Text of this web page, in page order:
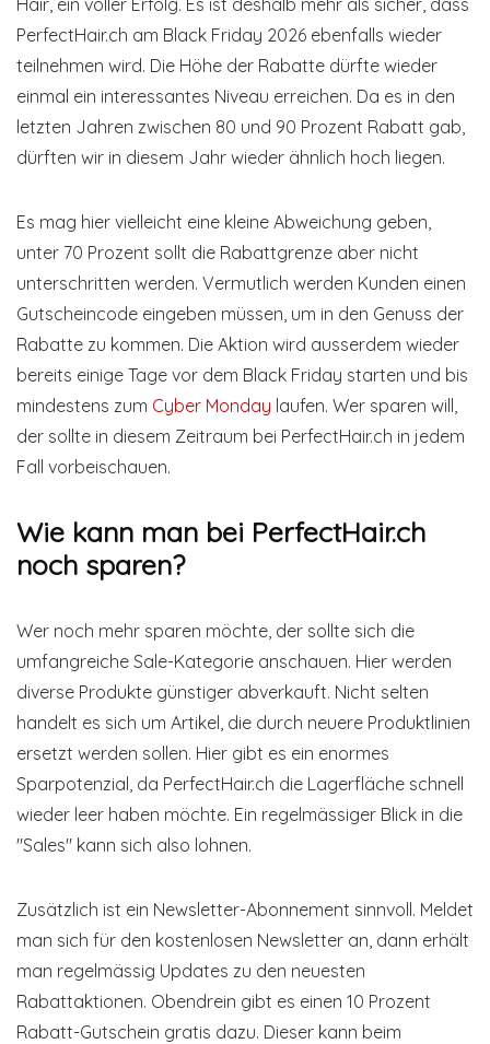
PerfectHair.ch am Black Friday 2026 ebenfalls wieder
teilnehmen wird. Die Höhe der Rabatte dürfte wieder
einmal ein interessantes Niveau erreichen. Da es in den
letzten Jahren zwischen 80 und 90 Prozent Rabatt gab,
dürften wir in diesem Jahr wieder ähnlich hoch liegen.
Es mag hier vielleicht eine kleine Abweichung geben,
unter 70 Prozent sollt die Rabattgrenze aber nicht
unterschritten werden. Vermutlich werden Kunden einen
Gutscheincode eingeben müssen, um in den Genuss der
Rabatte zu kommen. Die Aktion wird ausserdem wieder
bereits einige Tage vor dem Black Friday starten und bis
mindestens zum Cyber Monday laufen. Wer sparen will,
der sollte in diesem Zeitraum bei PerfectHair.ch in jedem
Fall vorbeischauen.
Wie kann man bei PerfectHair.ch
noch sparen?
Wer noch mehr sparen möchte, der sollte sich die
umfangreiche Sale-Kategorie anschauen. Hier werden
diverse Produkte günstiger abverkauft. Nicht selten
handelt es sich um Artikel, die durch neuere Produktlinien
ersetzt werden sollen. Hier gibt es ein enormes
Sparpotenzial, da PerfectHair.ch die Lagerfläche schnell
wieder leer haben möchte. Ein regelmässiger Blick in die
"Sales" kann sich also lohnen.
Zusätzlich ist ein Newsletter-Abonnement sinnvoll. Meldet
man sich für den kostenlosen Newsletter an, dann erhält
man regelmässig Updates zu den neuesten
Rabattaktionen. Obendrein gibt es einen 10 Prozent
Rabatt-Gutschein gratis dazu. Dieser kann beim